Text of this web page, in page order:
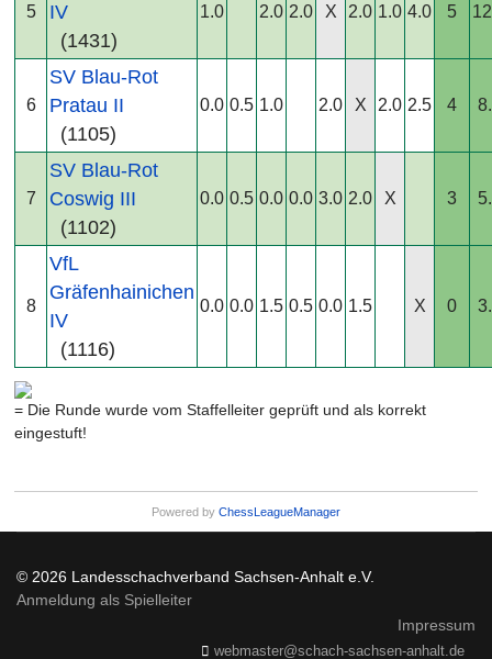
5
IV
(1431)
1.0 2.0 2.0 X 2.0 1.0 4.0 5
6
SV Blau-Rot
Pratau II
(1105)
0.0 0.5 1.0 2.0 X 2.0 2.5 4
7
SV Blau-Rot
Coswig III
(1102)
0.0 0.5 0.0 0.0 3.0 2.0 X 3
8
VfL
Gräfenhainichen
IV
(1116)
0.0 0.0 1.5 0.5 0.0 1.5 X 0
= Die Runde wurde vom Staffelleiter geprüft und als korrekt
eingestuft!
Powered by ChessLeagueManager
© 2026 Landesschachverband Sachsen-Anhalt e.V.
Anmeldung als Spielleiter
Impressum
webmaster@schach-sachsen-anhalt.de